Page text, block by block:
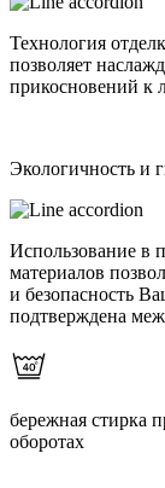
Технология
позволяет
прикосновений к
Экологичность и
Использование в
материалов
и безопасность
подтверждена
бережная стирка
оборотах